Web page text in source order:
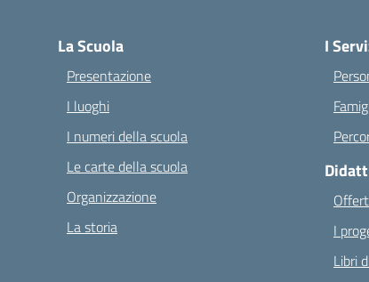
La Scuola
Presentazione
I luoghi
I numeri della scuola
Le carte della scuola
Organizzazione
La storia
I
I
Libri